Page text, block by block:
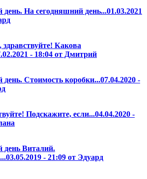
день. На сегодняшний день...01.03.2021
здравствуйте! Какова
- 18:04 от Дмитрий
день. Стоимость коробки...07.04.2020 -
Подскажите, если...04.04.2020 -
день Виталий.
03.05.2019 - 21:09 от Эдуард